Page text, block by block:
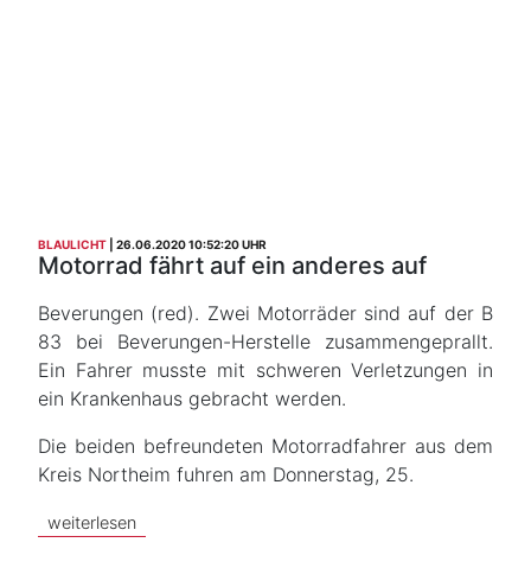
BLAULICHT 26.06.2020 10:52:20 UHR
Motorrad fährt auf ein anderes auf
Beverungen (red). Zwei Motorräder sind auf der B
83 bei Beverungen-Herstelle zusammengeprallt.
Ein Fahrer musste mit schweren Verletzungen in
ein Krankenhaus gebracht werden.
Die beiden befreundeten Motorradfahrer aus dem
Kreis Northeim fuhren am Donnerstag, 25.
weiterlesen